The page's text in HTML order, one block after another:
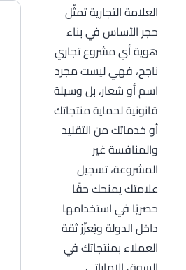
العلامة التجارية تمثّل
حجر الأساس في بناء
هوية أي مشروع تجاري
ناجح، فهي ليست مجرد
اسم أو شعار، بل وسيلة
قانونية لحماية منتجاتك
أو خدماتك من التقليد
والمنافسة غير
المشروعة، تسجيل
علامتك يمنحك حقًا
حصريًا في استخدامها
داخل الدولة ويُعزّز ثقة
العملاء بمنتجاتك في